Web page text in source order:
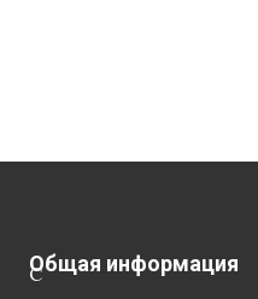
С
Общая информация